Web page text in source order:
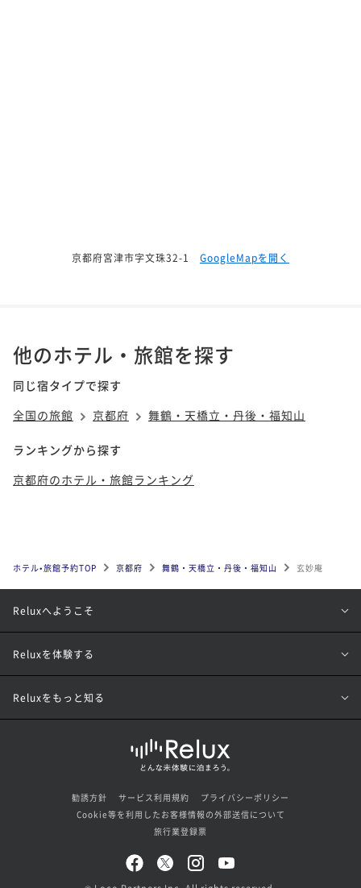
京都府宮津市字文珠32-1 GoogleMapを開く
他のホテル・旅館を探す
同じ宿タイプで探す
全国の旅館
京都府 舞鶴・天橋立・丹後・福知山
ランキングから探す
京都府のホテル・旅館ランキング
ホテル•旅館予約TOP 京都府 舞鶴・天橋立・丹後・福知山 玄妙庵
Reluxへようこそ
Reluxを体験する
Reluxをもっと知る
勧誘方針 サービス利用規約
プライバシーポリシー
Cookie等を利用したお客様情報の外部送信について
旅行業登録票